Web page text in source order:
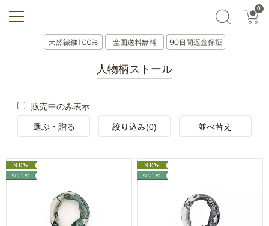
0
絞り込み(0)
人物柄ストール
販売中のみ表示
選ぶ・贈る 絞り込み(0) 並べ替え